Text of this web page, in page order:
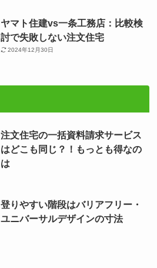
ヤマト住建vs一条工務店：比較検
討で失敗しない注文住宅
2024年12月30日
注文住宅の一括資料請求サービス
はどこも同じ？！もっとも得なの
は
登りやすい階段はバリアフリー・
ユニバーサルデザインの寸法